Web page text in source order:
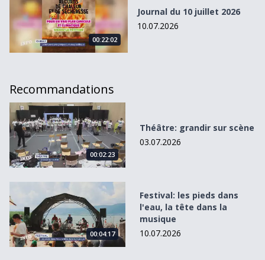
00:22:02
Journal du 10 juillet 2026
10.07.2026
Recommandations
Théâtre: grandir sur scène
00:02:23
Théâtre: grandir sur scène
03.07.2026
Festival: les pieds dans l&#039;eau, la tête dans la
00:04:17
Festival: les pieds dans
l'eau, la tête dans la
musique
10.07.2026